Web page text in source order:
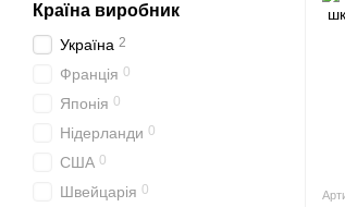
Країна виробник
Україна 2
Франція 0
Японія 0
Нідерланди 0
США 0
Швейцарія 0